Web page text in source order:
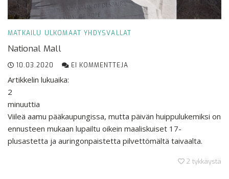
MATKAILU ULKOMAAT YHDYSVALLAT
National Mall
10.03.2020 EI KOMMENTTEJA
Artikkelin lukuaika:
2
minuuttia
Viileä aamu pääkaupungissa, mutta päivän huippulukemiksi on
ennusteen mukaan lupailtu oikein maaliskuiset 17-
plusastetta ja auringonpaistetta pilvettömältä taivaalta.
2 tykkäystä